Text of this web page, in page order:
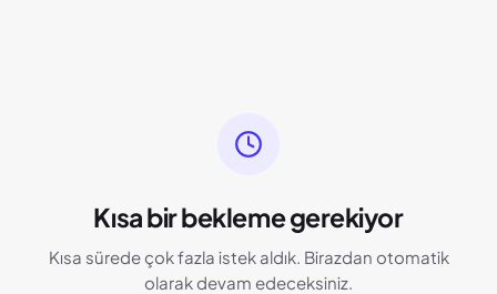
Kısa bir bekleme gerekiyor
Kısa sürede çok fazla istek aldık. Birazdan otomatik
olarak devam edeceksiniz.